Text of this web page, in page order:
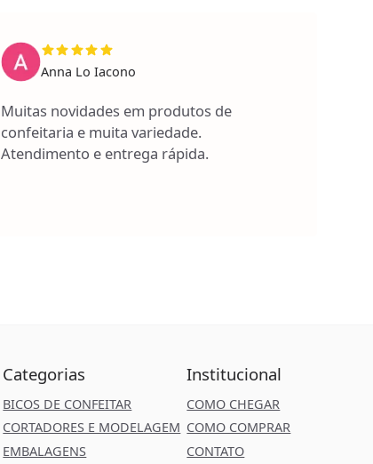
Anna Lo Iacono
Muitas novidades em produtos de
confeitaria e muita variedade.
Atendimento e entrega rápida.
Categorias
BICOS DE CONFEITAR
CORTADORES E MODELAGEM
EMBALAGENS
Institucional
COMO CHEGAR
COMO COMPRAR
CONTATO